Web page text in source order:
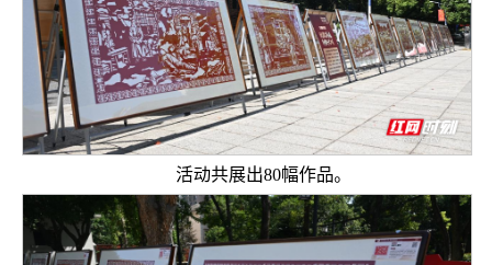
活动共展出80幅作品。